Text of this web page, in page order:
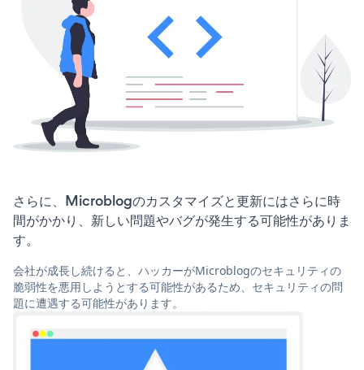
さらに、Microblogのカスタマイズと更新にはさらに時
間がかかり、新しい問題やバグが発生する可能性がありま
す。
会社が成長し続けると、ハッカーがMicroblogのセキュリティの
脆弱性を悪用しようとする可能性があるため、セキュリティの問
題に遭遇する可能性があります。